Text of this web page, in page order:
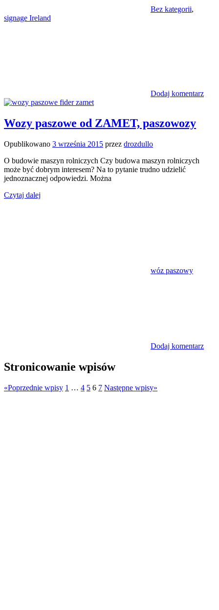
Bez kategorii,
signage Ireland
Dodaj komentarz
Wozy paszowe od ZAMET, paszowozy
Opublikowano 3 września 2015 przez drozdullo
O budowie maszyn rolniczych Czy budowa maszyn rolniczych
może być dobrym interesem? Na to pytanie trudno udzielić
jednoznacznej odpowiedzi. Można
Czytaj dalej
wóz paszowy
Dodaj komentarz
Stronicowanie wpisów
«Poprzednie wpisy 1 … 4 5 6 7 Następne wpisy»